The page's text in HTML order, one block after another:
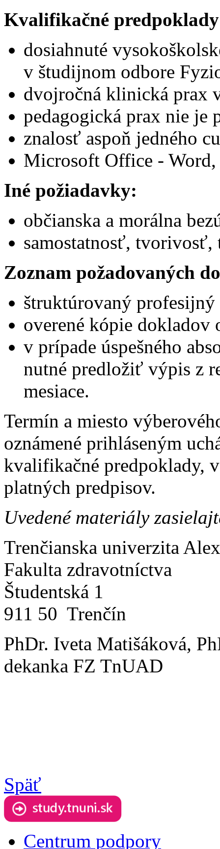
Kvalifikačné
dosiahnuté
v študijnom odbore
dvojročná klinická prax
pedagogická prax nie
znalosť aspoň jedného
Microsoft Office -
Iné požiadavky:
občianska a morálna
samostatnosť,
Zoznam požadovaných
štruktúrovaný
overené kópie dokladov
v prípade úspešného
nutné predložiť výpis z
mesiace.
Termín a miesto
oznámené prihláseným
kvalifikačné predpoklady,
platných predpisov.
Uvedené materiály
Trenčianska univerzita
Fakulta zdravotníctva
Študentská 1
911 50 Trenčín
PhDr. Iveta Matišáková,
dekanka FZ TnUAD
Späť
Centrum podpory